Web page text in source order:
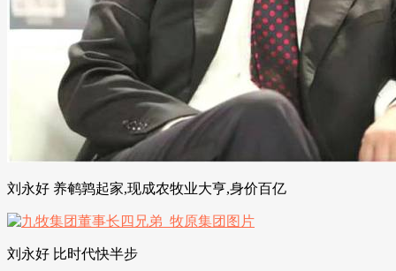
刘永好 养鹌鹑起家,现成农牧业大亨,身价百亿
刘永好 比时代快半步